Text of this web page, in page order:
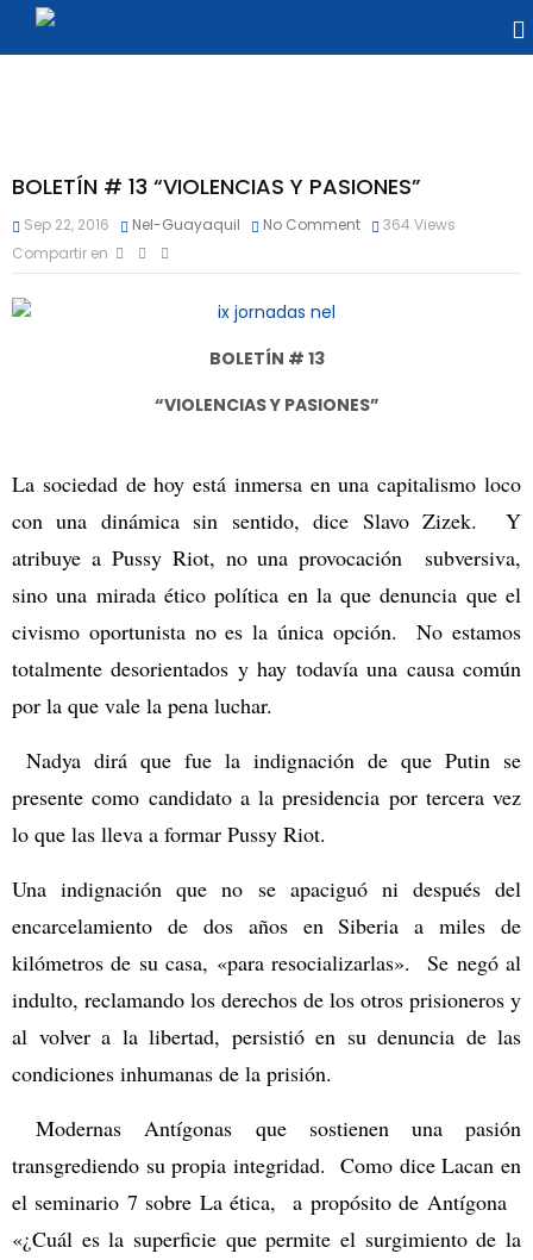
BOLETÍN # 13 “VIOLENCIAS Y PASIONES”
Sep 22, 2016 Nel-Guayaquil No Comment 364 Views
Compartir en
BOLETÍN # 13
“VIOLENCIAS Y PASIONES”
La sociedad de hoy está inmersa en una capitalismo loco
con una dinámica sin sentido, dice Slavo Zizek. Y
atribuye a Pussy Riot, no una provocación subversiva,
sino una mirada ético política en la que denuncia que el
civismo oportunista no es la única opción. No estamos
totalmente desorientados y hay todavía una causa común
por la que vale la pena luchar.
Nadya dirá que fue la indignación de que Putin se
presente como candidato a la presidencia por tercera vez
lo que las lleva a formar Pussy Riot.
Una indignación que no se apaciguó ni después del
encarcelamiento de dos años en Siberia a miles de
kilómetros de su casa, «para resocializarlas». Se negó al
indulto, reclamando los derechos de los otros prisioneros y
al volver a la libertad, persistió en su denuncia de las
condiciones inhumanas de la prisión.
Modernas Antígonas que sostienen una pasión
transgrediendo su propia integridad. Como dice Lacan en
el seminario 7 sobre La ética, a propósito de Antígona
«¿Cuál es la superficie que permite el surgimiento de la